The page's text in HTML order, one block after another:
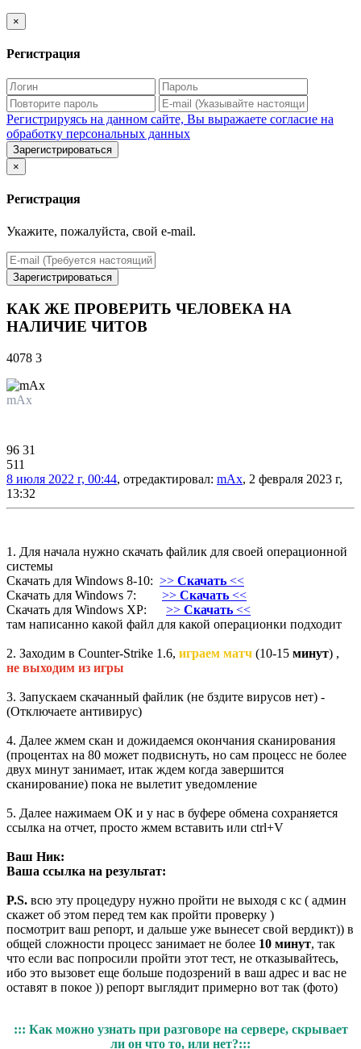
×
Регистрация
Регистрируясь на данном сайте, Вы выражаете согласие на
обработку персональных данных
Зарегистрироваться
×
Регистрация
Укажите, пожалуйста, свой e-mail.
Зарегистрироваться
КАК ЖЕ ПРОВЕРИТЬ ЧЕЛОВЕКА НА
НАЛИЧИЕ ЧИТОВ
4078 3
mAx
96 31
511
8 июля 2022 г, 00:44, отредактировал: mAx, 2 февраля 2023 г,
13:32
1. Для начала нужно скачать файлик для своей операционной
системы
Скачать для Windows 8-10: >> Скачать <<
Скачать для Windows 7: >> Скачать <<
Скачать для Windows XP: >> Скачать <<
там написанно какой файл для какой операционки подходит
2. Заходим в Counter-Strike 1.6, играем матч (10-15 минут) ,
не выходим из игры
3. Запускаем скачанный файлик (не бздите вирусов нет) -
(Отключаете антивирус)
4. Далее жмем скан и дожидаемся окончания сканирования
(процентах на 80 может подвиснуть, но сам процесс не более
двух минут занимает, итак ждем когда завершится
сканирование) пока не вылетит уведомление
5. Далее нажимаем ОК и у нас в буфере обмена сохраняется
ссылка на отчет, просто жмем вставить или ctrl+V
Ваш Ник:
Ваша ссылка на результат:
P.S. всю эту процедуру нужно пройти не выходя с кс ( админ
скажет об этом перед тем как пройти проверку )
посмотрит ваш репорт, и дальше уже вынесет свой вердикт)) в
общей сложности процесс занимает не более 10 минут, так
что если вас попросили пройти этот тест, не отказывайтесь,
ибо это вызовет еще больше подозрений в ваш адрес и вас не
оставят в покое )) репорт выглядит примерно вот так (фото)
::: Как можно узнать при разговоре на сервере, скрывает
ли он что то, или нет?:::